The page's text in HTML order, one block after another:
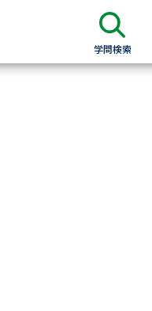
学問検索
書